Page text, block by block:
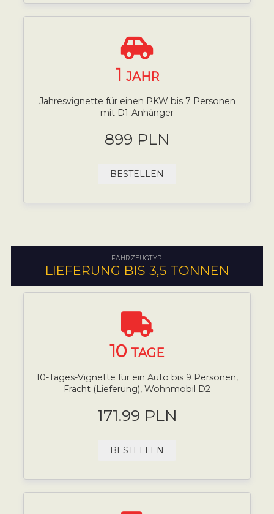
1 JAHR
Jahresvignette für einen PKW bis 7 Personen
mit D1-Anhänger
899 PLN
BESTELLEN
FAHRZEUGTYP:
LIEFERUNG BIS 3,5 TONNEN
10 TAGE
10-Tages-Vignette für ein Auto bis 9 Personen,
Fracht (Lieferung), Wohnmobil D2
171.99 PLN
BESTELLEN